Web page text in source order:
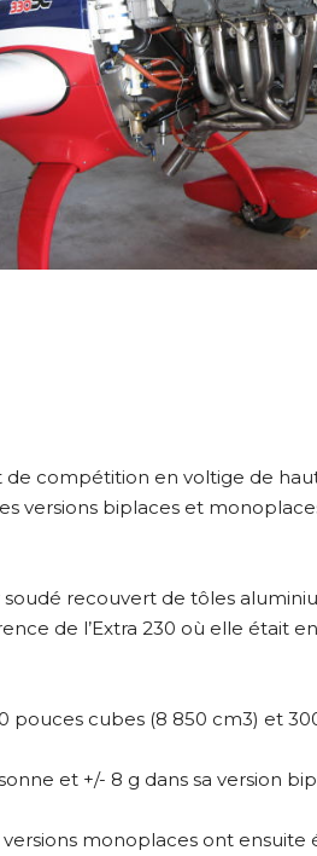
de compétition en voltige de
versions biplaces et
soudé recouvert de tôles
de l’Extra 230 où elle était
pouces cubes (8 850 cm3) et
et +/- 8 g dans sa version
monoplaces ont